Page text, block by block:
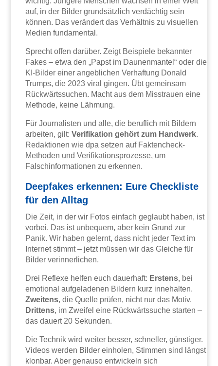
auf, in der Bilder grundsätzlich verdächtig sein
können. Das verändert das Verhältnis zu visuellen
Medien fundamental.
Sprecht offen darüber. Zeigt Beispiele bekannter
Fakes – etwa den „Papst im Daunenmantel“ oder die
KI-Bilder einer angeblichen Verhaftung Donald
Trumps, die 2023 viral gingen. Übt gemeinsam
Rückwärtssuchen. Macht aus dem Misstrauen eine
Methode, keine Lähmung.
Für Journalisten und alle, die beruflich mit Bildern
arbeiten, gilt:Verifikation gehört zum Handwerk.
Redaktionen wie dpa setzen auf Faktencheck-
Methoden und Verifikationsprozesse, um
Falschinformationen zu erkennen.
Deepfakes erkennen: Eure Checkliste
für den Alltag
Die Zeit, in der wir Fotos einfach geglaubt haben, ist
vorbei. Das ist unbequem, aber kein Grund zur
Panik. Wir haben gelernt, dass nicht jeder Text im
Internet stimmt – jetzt müssen wir das Gleiche für
Bilder verinnerlichen.
Drei Reflexe helfen euch dauerhaft: Erstens, bei
emotional aufgeladenen Bildern kurz innehalten.
Zweitens, die Quelle prüfen, nicht nur das Motiv.
Drittens, im Zweifel eine Rückwärtssuche starten –
das dauert 20 Sekunden.
Die Technik wird weiter besser, schneller, günstiger.
Videos werden Bilder einholen, Stimmen sind längst
klonbar. Aber genauso entwickeln sich